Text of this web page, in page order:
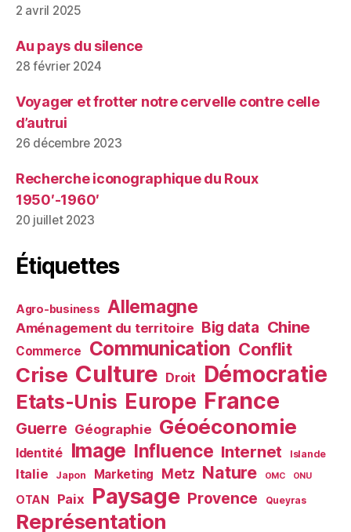
2 avril 2025
Au pays du silence
28 février 2024
Voyager et frotter notre cervelle contre celle
d’autrui
26 décembre 2023
Recherche iconographique du Roux
1950′-1960′
20 juillet 2023
Étiquettes
Agro-business Allemagne
Aménagement du territoire Big data Chine
Commerce Communication Conflit
Crise Culture Droit Démocratie
Etats-Unis Europe France
Guerre Géographie Géoéconomie
Identité Image Influence Internet Islande
Italie Japon Marketing Metz Nature OMC ONU
OTAN Paix Paysage Provence Queyras
Représentation